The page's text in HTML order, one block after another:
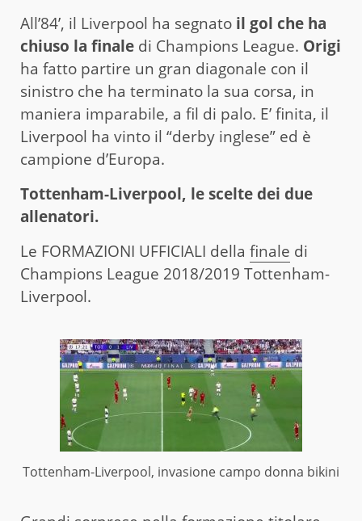
All’84’, il Liverpool ha segnato il gol che ha
chiuso la finale di Champions League. Origi
ha fatto partire un gran diagonale con il
sinistro che ha terminato la sua corsa, in
maniera imparabile, a fil di palo. E’ finita, il
Liverpool ha vinto il “derby inglese” ed è
campione d’Europa.
Tottenham-Liverpool, le scelte dei due
allenatori.
Le FORMAZIONI UFFICIALI della finale di
Champions League 2018/2019 Tottenham-
Liverpool.
Tottenham-Liverpool, invasione campo donna bikini